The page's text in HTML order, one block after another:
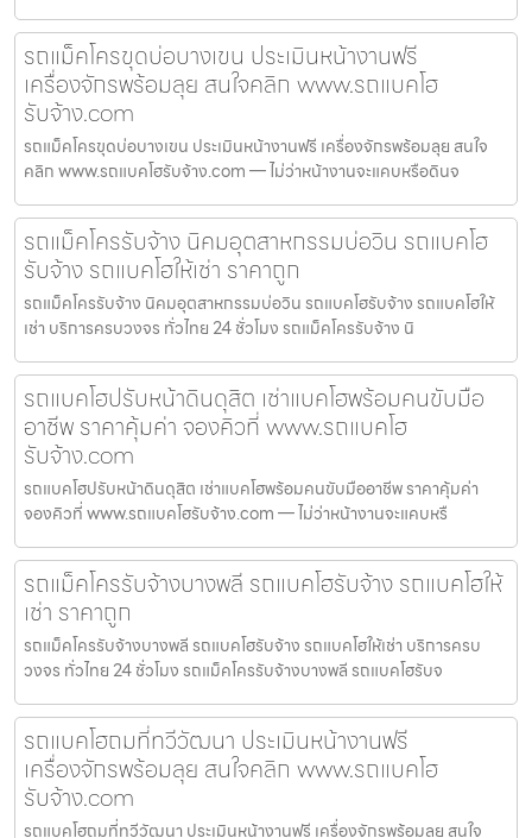
รถแม็คโครขุดบ่อบางเขน ประเมินหน้างานฟรี
เครื่องจักรพร้อมลุย สนใจคลิก www.รถแบคโฮ
รับจ้าง.com
รถแม็คโครขุดบ่อบางเขน ประเมินหน้างานฟรี เครื่องจักรพร้อมลุย สนใจ
คลิก www.รถแบคโฮรับจ้าง.com — ไม่ว่าหน้างานจะแคบหรือดินจ
รถแม็คโครรับจ้าง นิคมอุตสาหกรรมบ่อวิน รถแบคโฮ
รับจ้าง รถแบคโฮให้เช่า ราคาถูก
รถแม็คโครรับจ้าง นิคมอุตสาหกรรมบ่อวิน รถแบคโฮรับจ้าง รถแบคโฮให้
เช่า บริการครบวงจร ทั่วไทย 24 ชั่วโมง รถแม็คโครรับจ้าง นิ
รถแบคโฮปรับหน้าดินดุสิต เช่าแบคโฮพร้อมคนขับมือ
อาชีพ ราคาคุ้มค่า จองคิวที่ www.รถแบคโฮ
รับจ้าง.com
รถแบคโฮปรับหน้าดินดุสิต เช่าแบคโฮพร้อมคนขับมืออาชีพ ราคาคุ้มค่า
จองคิวที่ www.รถแบคโฮรับจ้าง.com — ไม่ว่าหน้างานจะแคบหรื
รถแม็คโครรับจ้างบางพลี รถแบคโฮรับจ้าง รถแบคโฮให้
เช่า ราคาถูก
รถแม็คโครรับจ้างบางพลี รถแบคโฮรับจ้าง รถแบคโฮให้เช่า บริการครบ
วงจร ทั่วไทย 24 ชั่วโมง รถแม็คโครรับจ้างบางพลี รถแบคโฮรับจ
รถแบคโฮถมที่ทวีวัฒนา ประเมินหน้างานฟรี
เครื่องจักรพร้อมลุย สนใจคลิก www.รถแบคโฮ
รับจ้าง.com
รถแบคโฮถมที่ทวีวัฒนา ประเมินหน้างานฟรี เครื่องจักรพร้อมลุย สนใจ